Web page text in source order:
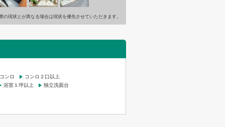
の現状とが異なる場合は現状を優先させていただきます。
ンロ
コンロ２口以上
浴室１坪以上
独立洗面台